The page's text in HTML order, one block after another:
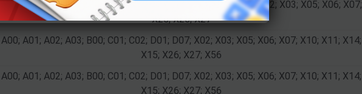
A00; A01; A03; A04; C01; C03; C04; D01; D07; D09; D10; X01; X02; X03; X05; X06; X07;
X25; X26; X27
A00; A01; A02; A03; B00; C01; C02; D01; D07; X02; X03; X05; X06; X07; X10; X11; X14;
X15; X26; X27; X56
A00; A01; A02; A03; B00; C01; C02; D01; D07; X02; X03; X05; X06; X07; X10; X11; X14;
X15; X26; X27; X56